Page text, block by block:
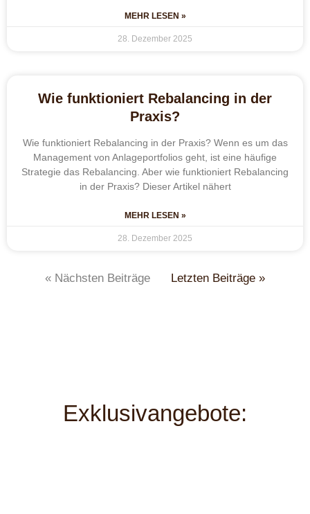
MEHR LESEN »
28. Dezember 2025
Wie funktioniert Rebalancing in der
Praxis?
Wie funktioniert Rebalancing in der Praxis? Wenn es um das
Management von Anlageportfolios geht, ist eine häufige
Strategie das Rebalancing. Aber wie funktioniert Rebalancing
in der Praxis? Dieser Artikel nähert
MEHR LESEN »
28. Dezember 2025
« Nächsten Beiträge Letzten Beiträge »
Exklusivangebote: